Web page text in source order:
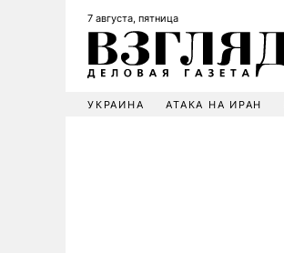
7 августа, пятница
УКРАИНА АТАКА НА ИРАН